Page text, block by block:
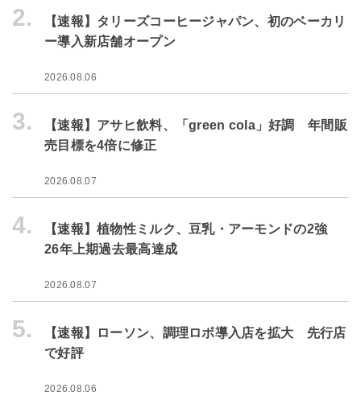
2.
【速報】タリーズコーヒージャパン、初のベーカリ
ー導入新店舗オープン
2026.08.06
3.
【速報】アサヒ飲料、「green cola」好調 年間販
売目標を4倍に修正
2026.08.07
4.
【速報】植物性ミルク、豆乳・アーモンドの2強
26年上期過去最高達成
2026.08.07
5.
【速報】ローソン、調理ロボ導入店を拡大 先行店
で好評
2026.08.06